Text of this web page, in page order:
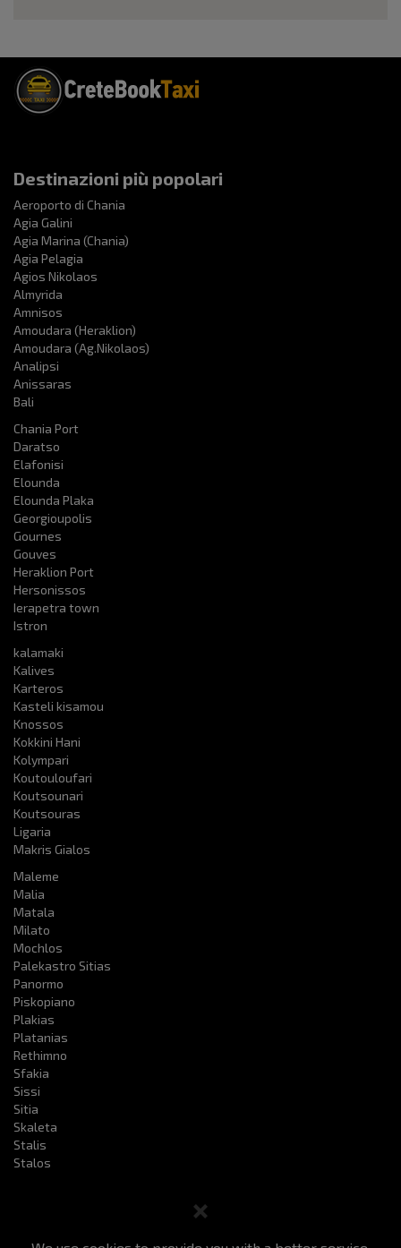
Destinazioni più popolari
Aeroporto di Chania
Agia Galini
Agia Marina (Chania)
Agia Pelagia
Agios Nikolaos
Almyrida
Amnisos
Amoudara (Heraklion)
Amoudara (Ag.Nikolaos)
Analipsi
Anissaras
Bali
Chania Port
Daratso
Elafonisi
Elounda
Elounda Plaka
Georgioupolis
Gournes
Gouves
Heraklion Port
Hersonissos
Ierapetra town
Istron
kalamaki
Kalives
Karteros
Kasteli kisamou
Knossos
Kokkini Hani
Kolympari
Koutouloufari
Koutsounari
Koutsouras
Ligaria
Makris Gialos
Maleme
Malia
Matala
Milato
Mochlos
Palekastro Sitias
Panormo
Piskopiano
Plakias
Platanias
Rethimno
Sfakia
Sissi
Sitia
Skaleta
Stalis
Stalos